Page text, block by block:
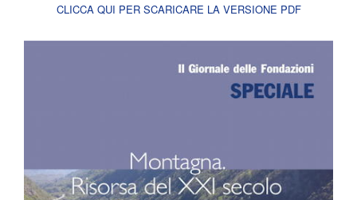
CLICCA QUI PER SCARICARE LA VERSIONE PDF